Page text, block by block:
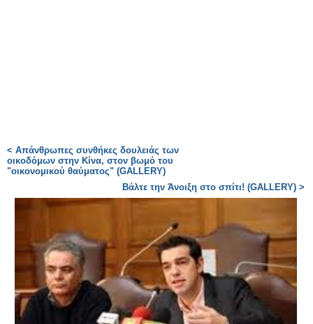
< Απάνθρωπες συνθήκες δουλειάς των
οικοδόμων στην Κίνα, στον βωμό του
"οικονομικού θαύματος" (GALLERY)
Βάλτε την Άνοιξη στο σπίτι! (GALLERY) >